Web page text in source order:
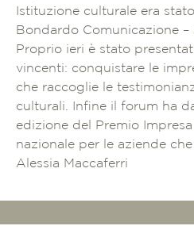
Istituzione culturale era
Bondardo Comunicazione –
Proprio ieri è stato
vincenti: conquistare le
che raccoglie le
culturali. Infine il forum ha
edizione del Premio
nazionale per le aziende
Alessia Maccaferri